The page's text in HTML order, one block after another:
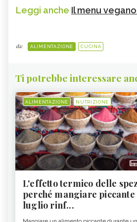
Leggi anche Il menu vegano
da: ALIMENTAZIONE CUCINA
Ti potrebbe interessare
ALIMENTAZIONE NUTRIZIONE
L'effetto termico delle
perché mangiare piccante
luglio rinf...